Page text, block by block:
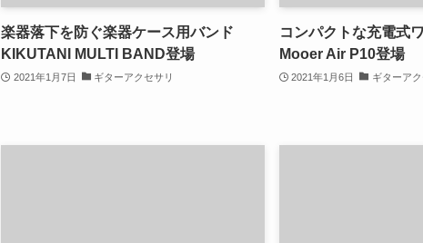
楽器落下を防ぐ楽器ケース用バンド
KIKUTANI MULTI BAND登場
2021年1月7日 ギターアクセサリ
コンパクトな充電式
Mooer Air P10登場
2021年1月6日 ギターアク